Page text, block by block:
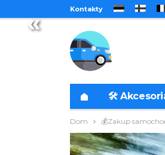
« Kontakty
🛠️
Dom 💰Zakup